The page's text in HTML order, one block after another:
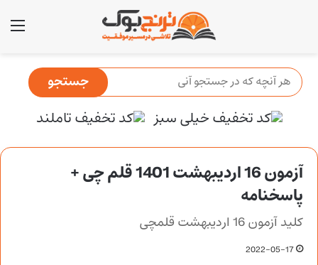
آزمون 16 اردیبهشت 1401 قلم چی +
پاسخنامه
کلید آزمون 16 اردیبهشت قلمچی
2022-05-17